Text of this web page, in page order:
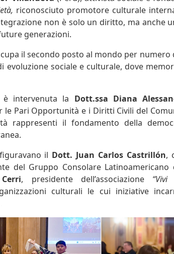
riconosciuto promotore culturale
non è solo un diritto, ma anche
generazioni.
il secondo posto al mondo per
evoluzione sociale e culturale, dove
intervenuta la Dott.ssa Diana
le Pari Opportunità e i Diritti Civili del
rappresenti il fondamento della
il Dott. Juan Carlos Castrillón,
del Gruppo Consolare
, presidente dell’associazione “Vivi
culturali le cui iniziative